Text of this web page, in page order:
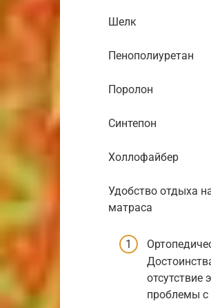
Шелк
Пенополиуретан
Поролон
Синтепон
Холлофайбер
Удобство отдыха
матраса
проблемы с